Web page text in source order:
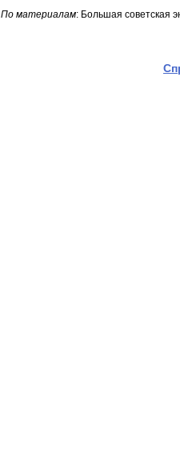
По материалам: Большая советская